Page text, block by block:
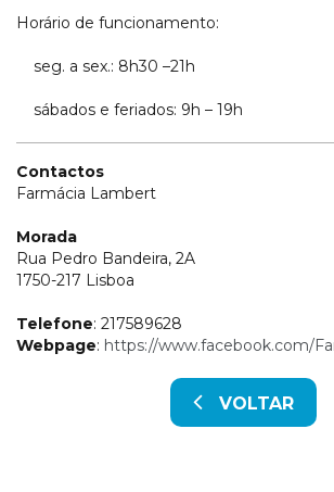
Horário de funcionamento:
seg. a sex.: 8h30 –21h
sábados e feriados: 9h – 19h
Contactos
Farmácia Lambert
Morada
Rua Pedro Bandeira, 2A
1750-217 Lisboa
Telefone: 217589628
Webpage: https://www.facebook.com/
VOLTAR